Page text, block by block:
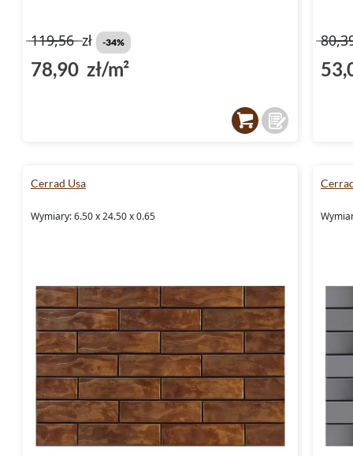
119,56zł -34%
78,90 zł/m²
Cerrad Usa
Wymiary: 6.50 x 24.50 x 0.65